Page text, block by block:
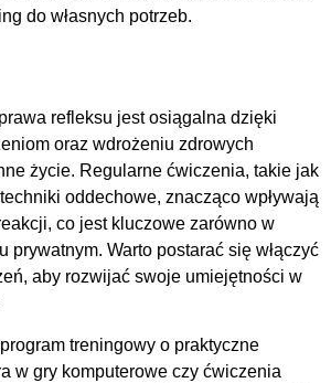
do własnych potrzeb.
refleksu jest osiągalna dzięki
oraz wdrożeniu zdrowych
życie. Regularne ćwiczenia, takie jak
oddechowe, znacząco wpływają
co jest kluczowe zarówno w
prywatnym. Warto postarać się włączyć
aby rozwijać swoje umiejętności w
treningowy o praktyczne
w gry komputerowe czy ćwiczenia